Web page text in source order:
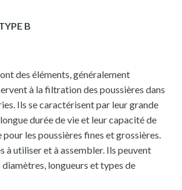
B
des éléments, généralement
à la filtration des poussières dans
Ils se caractérisent par leur grande
durée de vie et leur capacité de
les poussières fines et grossières.
à utiliser et à assembler. Ils peuvent
longueurs et types de